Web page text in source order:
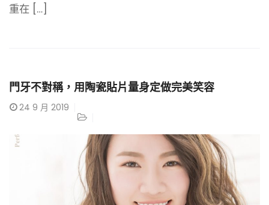
重在 […]
門牙不對稱，用陶瓷貼片量身定做完美笑容
24 9 月 2019